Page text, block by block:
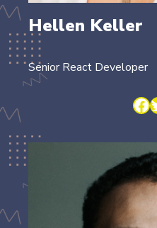
Hellen Keller
Senior React Developer